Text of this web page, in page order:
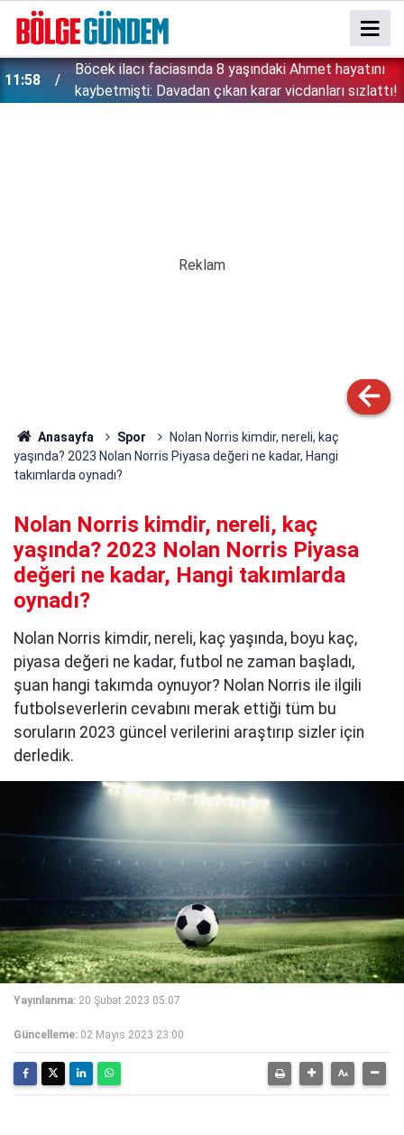
11:58
Böcek ilacı faciasında 8 yaşındaki Ahmet hayatını
kaybetmişti: Davadan çıkan karar vicdanları sızlattı!
Anasayfa Spor
Nolan Norris kimdir, nereli, kaç
yaşında? 2023 Nolan Norris Piyasa değeri ne kadar, Hangi
takımlarda oynadı?
Nolan Norris kimdir, nereli, kaç
yaşında? 2023 Nolan Norris Piyasa
değeri ne kadar, Hangi takımlarda
oynadı?
Nolan Norris kimdir, nereli, kaç yaşında, boyu kaç,
piyasa değeri ne kadar, futbol ne zaman başladı,
şuan hangi takımda oynuyor? Nolan Norris ile ilgili
futbolseverlerin cevabını merak ettiği tüm bu
soruların 2023 güncel verilerini araştırıp sizler için
derledik.
Yayınlanma: 20 Şubat 2023 05:07
Güncelleme: 02 Mayıs 2023 23:00